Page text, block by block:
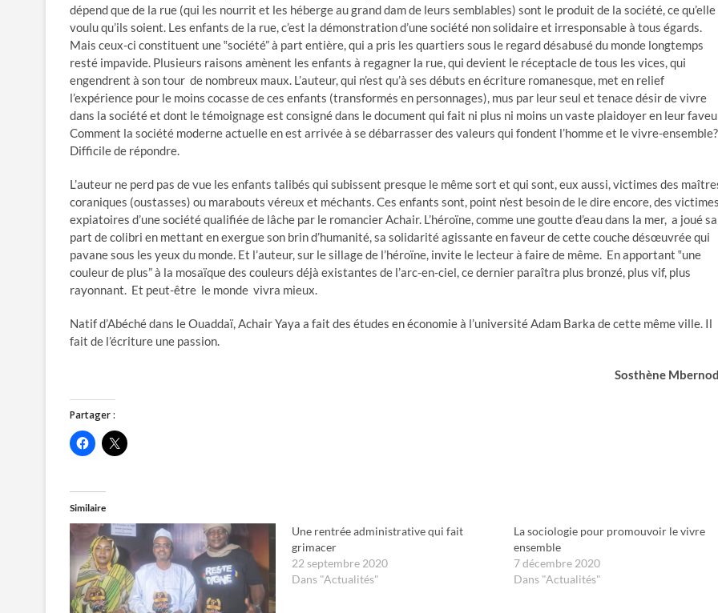
dépend que de la rue (qui les nourrit et les héberge au grand dam de leurs semblables) sont le produit de la société, ce qu’elle
voulu qu’ils soient. Les enfants de la rue, c’est la démonstration d’une société non solidaire et irresponsable à tous égards.
Mais ceux-ci constituent une ‟société” à part entière, qui a pris les quartiers sous le regard désabusé du monde longtemps
resté impavide. Plusieurs raisons amènent les enfants à regagner la rue, qui devient le réceptacle de tous les vices, qui
engendrent à son tour de nombreux maux. L’auteur, qui n’est qu’à ses débuts en écriture romanesque, met en relief
l’expérience pour le moins cocasse de ces enfants (transformés en personnages), mus par leur seul et tenace désir de vivre
dans la société et dont le témoignage est consigné dans le document qui fait ni plus ni moins un vaste plaidoyer en leur
Comment la société moderne actuelle en est arrivée à se débarrasser des valeurs qui fondent l’homme et le vivre-ensemble?
Difficile de répondre.
L’auteur ne perd pas de vue les enfants talibés qui subissent presque le même sort et qui sont, eux aussi, victimes des
coraniques (oustasses) ou marabouts véreux et méchants. Ces enfants sont, point n’est besoin de le dire encore, des victimes
expiatoires d’une société qualifiée de lâche par le romancier Achair. L’héroïne, comme une goutte d’eau dans la mer, a joué sa
part de colibri en mettant en exergue son brin d’humanité, sa solidarité agissante en faveur de cette couche désœuvrée qui
pavane sous les yeux du monde. Et l’auteur, sur le sillage de l’héroïne, invite le lecteur à faire de même. En apportant ‟une
couleur de plus” à la mosaïque des couleurs déjà existantes de l’arc-en-ciel, ce dernier paraîtra plus bronzé, plus vif, plus
rayonnant. Et peut-être le monde vivra mieux.
Natif d’Abéché dans le Ouaddaï, Achair Yaya a fait des études en économie à l’université Adam Barka de cette même ville. Il
fait de l’écriture une passion.
Sosthène
Partager :
C
l
e
z
p
o
u
r
p
a
r
t
a
g
C
l
o
u
r
a
r
t
a
g
Similaire
Une rentrée administrative qui fait
grimacer
22 septembre 2020
Dans "Actualités"
La sociologie pour promouvoir le vivre
ensemble
7 décembre 2020
Dans "Actualités"